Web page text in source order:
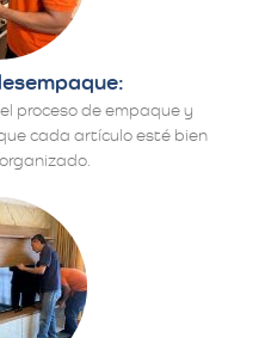
proceso de empaque y
cada artículo esté bien